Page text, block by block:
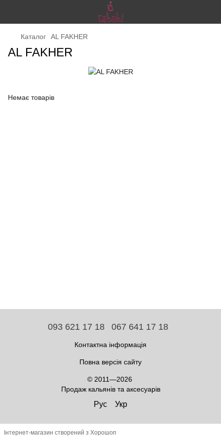
Каталог AL FAKHER
AL FAKHER
Немає товарів
093 621 17 18 067 641 17 18
Контактна інформація
Повна версія сайту
© 2011—2026
Продаж кальянів та аксесуарів
Рус Укр
Інтернет-магазин створений з Хорошоп